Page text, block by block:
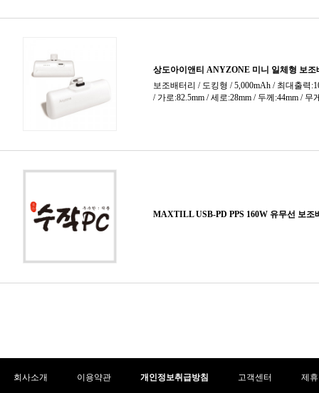
회사소개 이용약관 개인정보취급방침 고객센터 제